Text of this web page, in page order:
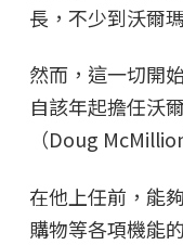
長，不少到沃爾
然而，這一切開
自該年起擔任沃
（Doug
在他上任前，能
購物等各項機能